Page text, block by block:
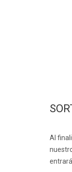
Al